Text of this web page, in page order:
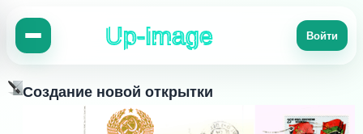
Up-Image Войти
Создание новой открытки